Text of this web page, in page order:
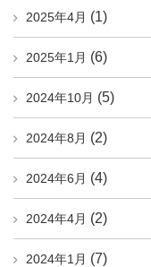
2025年4月 (1)
2025年1月 (6)
2024年10月 (5)
2024年8月 (2)
2024年6月 (4)
2024年4月 (2)
2024年1月 (7)